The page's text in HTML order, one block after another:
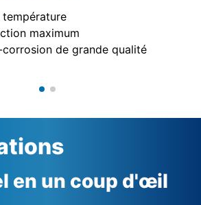
maximum
de grande qualité
en un coup d'œil